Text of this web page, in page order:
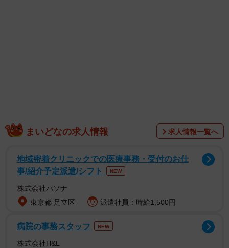
額の個性的な模様もかわいい、たね坊くん
まいどなの求人情報 求人情報一覧へ
地域密着クリニックでの医療事務・受付のお仕
事/紹介予定派遣/シフト
NEW
株式会社パソナ
東京都 足立区
派遣社員：時給1,500円
病院の事務スタッフ NEW
株式会社H&L